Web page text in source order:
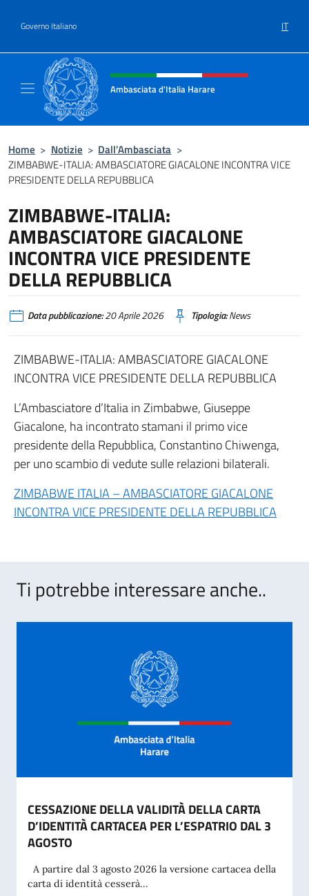
Governo Italiano IT
Intestazione sito, social e menù
Ambasciata d'Italia Harare
Home > Notizie > Dall’Ambasciata >
ZIMBABWE-ITALIA: AMBASCIATORE GIACALONE INCONTRA VICE
PRESIDENTE DELLA REPUBBLICA
ZIMBABWE-ITALIA:
AMBASCIATORE GIACALONE
INCONTRA VICE PRESIDENTE
DELLA REPUBBLICA
Data pubblicazione:20 Aprile 2026 Tipologia:News
ZIMBABWE-ITALIA: AMBASCIATORE GIACALONE
INCONTRA VICE PRESIDENTE DELLA REPUBBLICA
L’Ambasciatore d’Italia in Zimbabwe, Giuseppe
Giacalone, ha incontrato stamani il primo vice
presidente della Repubblica, Constantino Chiwenga,
per uno scambio di vedute sulle relazioni bilaterali.
ZIMBABWE ITALIA – AMBASCIATORE GIACALONE
INCONTRA VICE PRESIDENTE DELLA REPUBBLICA
Ti potrebbe interessare anche..
CESSAZIONE DELLA VALIDITÀ DELLA CARTA
D’IDENTITÀ CARTACEA PER L’ESPATRIO DAL 3
AGOSTO
A partire dal 3 agosto 2026 la versione cartacea della
carta di identità cesserà...